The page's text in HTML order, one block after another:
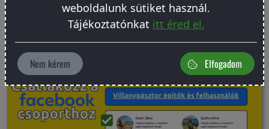
Próbáld ki most!
weboldalunk sütiket használ.
Tájékoztatónkat itt éred el.
Nem kérem Elfogadom